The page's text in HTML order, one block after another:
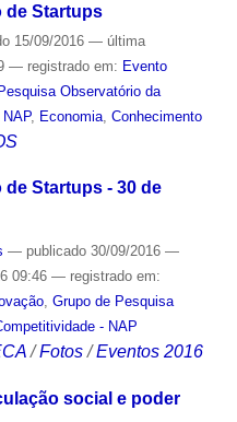
de Startups
15/09/2016 — última
— registrado em: Evento
Observatório da
, Economia, Conhecimento
Startups - 30 de
— publicado30/09/2016 —
09:46 — registrado em:
, Grupo de Pesquisa
- NAP
/Fotos /Eventos 2016
social e poder